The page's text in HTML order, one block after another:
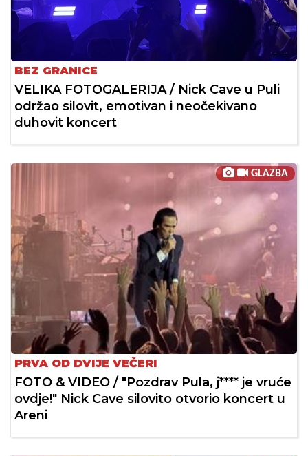
BEZ GRANICE
VELIKA FOTOGALERIJA / Nick Cave u Puli
održao silovit, emotivan i neočekivano
duhovit koncert
GLAZBA
PRVA OD DVIJE VEČERI
FOTO & VIDEO / "Pozdrav Pula, j**** je vruće
ovdje!" Nick Cave silovito otvorio koncert u
Areni